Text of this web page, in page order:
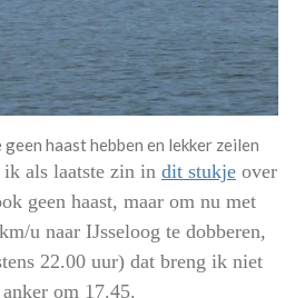
haast hebben en lekker zeilen
ik als laatste zin in dit stukje over
geen haast, maar om nu met
u naar IJsseloog te dobberen,
22.00 uur) dat breng ik niet
om 17.45.